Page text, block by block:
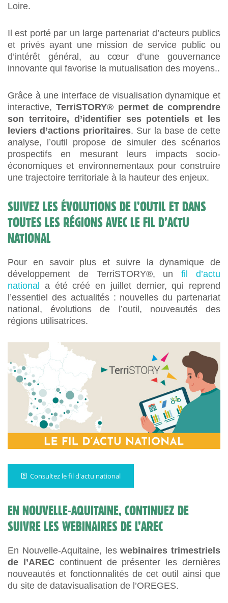
Loire.
Il est porté par un large partenariat d’acteurs publics
et privés ayant une mission de service public ou
d’intérêt général, au cœur d’une gouvernance
innovante qui favorise la mutualisation des moyens..
Grâce à une interface de visualisation dynamique et
interactive,TerriSTORY® permet de comprendre
son territoire, d’identifier ses potentiels et les
leviers d’actions prioritaires. Sur la base de cette
analyse, l’outil propose de simuler des scénarios
prospectifs en mesurant leurs impacts socio-
économiques et environnementaux pour construire
une trajectoire territoriale à la hauteur des enjeux.
SUIVEZ LES ÉVOLUTIONS DE L’OUTIL ET DANS
TOUTES LES RÉGIONS AVEC LE FIL D’ACTU
NATIONAL
Pour en savoir plus et suivre la dynamique de
développement de TerriSTORY®, unfil d’actu
national
a été créé en juillet dernier, qui reprend
l’essentiel des actualités : nouvelles du partenariat
national, évolutions de l’outil, nouveautés des
régions utilisatrices.
Consultez le fil d'actu national
EN NOUVELLE-AQUITAINE, CONTINUEZ DE
SUIVRE LES WEBINAIRES DE L’AREC
En Nouvelle-Aquitaine, leswebinaires trimestriels
de l’AREC continuent de présenter les dernières
nouveautés et fonctionnalités de cet outil ainsi que
du site de datavisualisation de l’OREGES.